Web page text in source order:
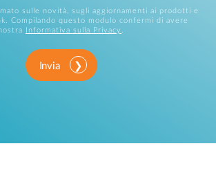
sulle novità, sugli aggiornamenti ai prodotti e
Compilando questo modulo confermi di avere
Informativa sulla Privacy .
Invia